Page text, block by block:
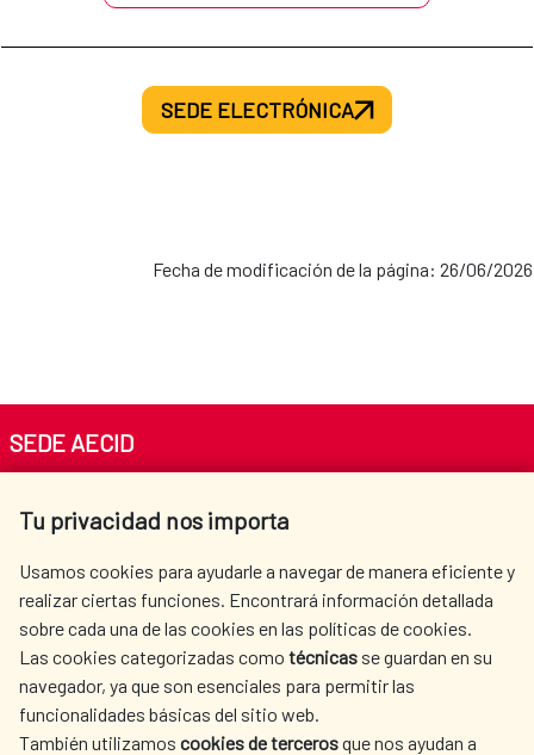
SEDE ELECTRÓNICA
Fecha de modificación de la página: 26/06/2026
Tu privacidad nos importa
Usamos cookies para ayudarle a navegar de manera eficiente y
realizar ciertas funciones. Encontrará información detallada
sobre cada una de las cookies en las políticas de cookies.
Las cookies categorizadas como técnicas se guardan en su
navegador, ya que son esenciales para permitir las
funcionalidades básicas del sitio web.
También utilizamos cookies de tercerosque nos ayudan a
SEDE AECID
Tel. +34 900 20 30 54​​​​​​​
AECID
WHERE DO WE COOPERATE?
SPANISH HUMANITARIAN
ACTION
PRESS ROOM
CULTURE AND SCIENCE LIBRARY